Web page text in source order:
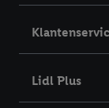
Lidl Plus
impressum hier.